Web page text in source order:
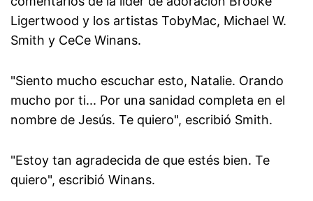
Ligertwood y los artistas TobyMac, Michael W.
Smith y CeCe Winans.
"Siento mucho escuchar esto, Natalie. Orando
mucho por ti... Por una sanidad completa en el
nombre de Jesús. Te quiero", escribió Smith.
"Estoy tan agradecida de que estés bien. Te
quiero", escribió Winans.